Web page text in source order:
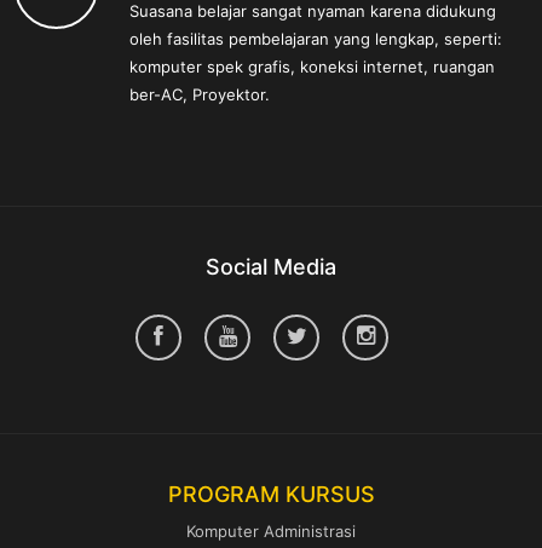
Suasana belajar sangat nyaman karena didukung
oleh fasilitas pembelajaran yang lengkap, seperti:
komputer spek grafis, koneksi internet, ruangan
ber-AC, Proyektor.
Social Media
PROGRAM KURSUS
Komputer Administrasi